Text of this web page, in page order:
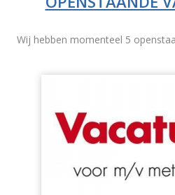
Wij hebben momenteel 5